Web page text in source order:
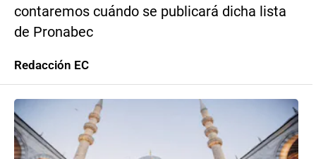
contaremos cuándo se publicará dicha lista
de Pronabec
Redacción EC